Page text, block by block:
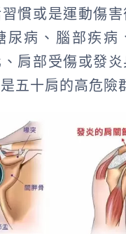
慣或是運動傷害
尿病、腦部疾病
肩部受傷或發
五十肩的高危險